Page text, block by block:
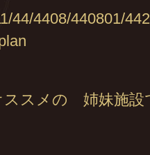
44/4408/440801/
スメの 姉妹施設